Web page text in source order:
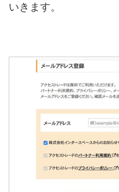
いきます。